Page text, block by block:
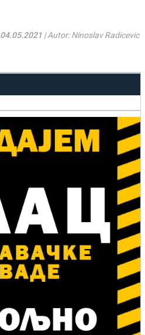
04.05.2021 | Autor: Ninoslav Radicevic